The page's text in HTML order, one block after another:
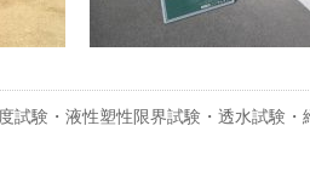
試験・液性塑性限界試験・透水試験・